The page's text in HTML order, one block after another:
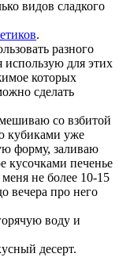
видов сладкого
.
разного
использую для этих
которых
сделать
со взбитой
кубиками уже
форму, заливаю
кусочками печенье
не более 10-15
вечера про него
воду и
десерт.